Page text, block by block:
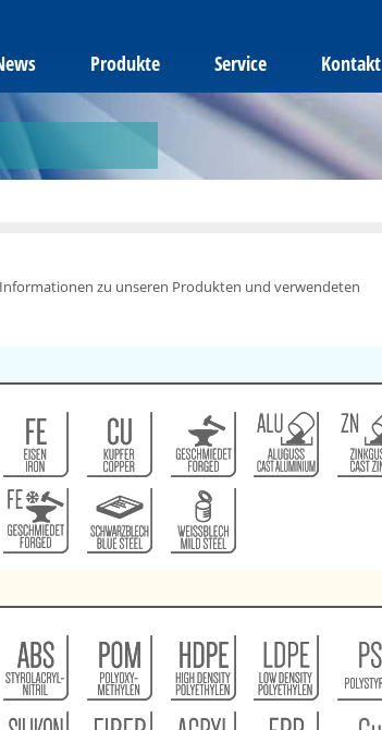
Produkte Service Kontakt
zu unseren Produkten und verwendeten